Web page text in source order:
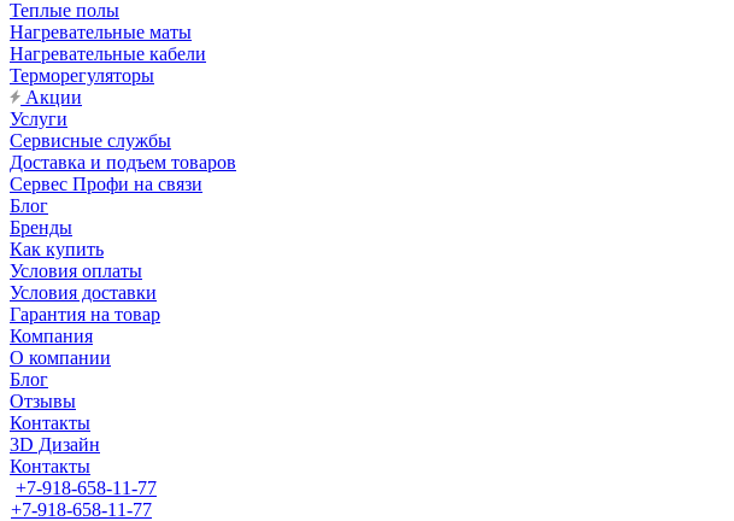
Теплые полы
Нагревательные маты
Нагревательные кабели
Терморегуляторы
Акции
Услуги
Сервисные службы
Доставка и подъем товаров
Сервес Профи на связи
Блог
Бренды
Как купить
Условия оплаты
Условия доставки
Гарантия на товар
Компания
О компании
Блог
Отзывы
Контакты
3D Дизайн
Контакты
+7-918-658-11-77
+7-918-658-11-77